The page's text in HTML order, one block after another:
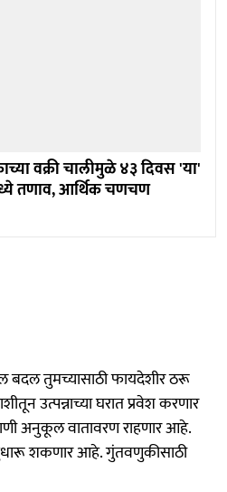
वक्री चालीमुळे ४३ दिवस 'या'
तणाव, आर्थिक चणचण
बदल तुमच्यासाठी फायदेशीर ठरू
उत्पन्नाच्या घरात प्रवेश करणार
अनुकूल वातावरण राहणार आहे.
शकणार आहे. गुंतवणुकीसाठी